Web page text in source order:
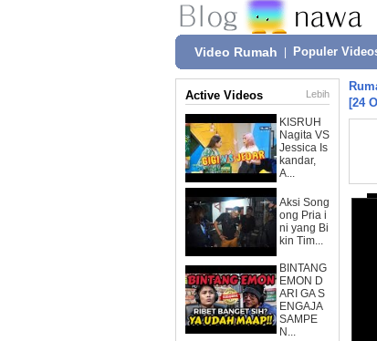
Video Rumah Populer
Active Videos Lebih
KISRUH
Nagita VS
Jessica Is
kandar,
A...
Aksi Song
ong Pria i
ni yang Bi
kin Tim...
BINTANG
EMON D
ARI GA S
ENGAJA
SAMPE
N...
[24